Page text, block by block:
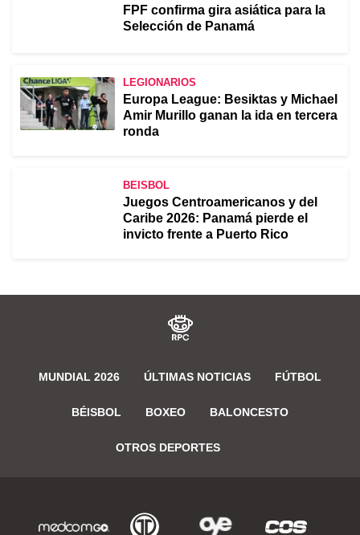
FPF confirma gira asiática para la
Selección de Panamá
LEGIONARIOS
Europa League: Besiktas y Michael
Amir Murillo ganan la ida en tercera
ronda
BEISBOL
Juegos Centroamericanos y del
Caribe 2026: Panamá pierde el
invicto frente a Puerto Rico
MUNDIAL 2026 ÚLTIMAS NOTICIAS FÚTBOL
BÉISBOL BOXEO BALONCESTO
OTROS DEPORTES